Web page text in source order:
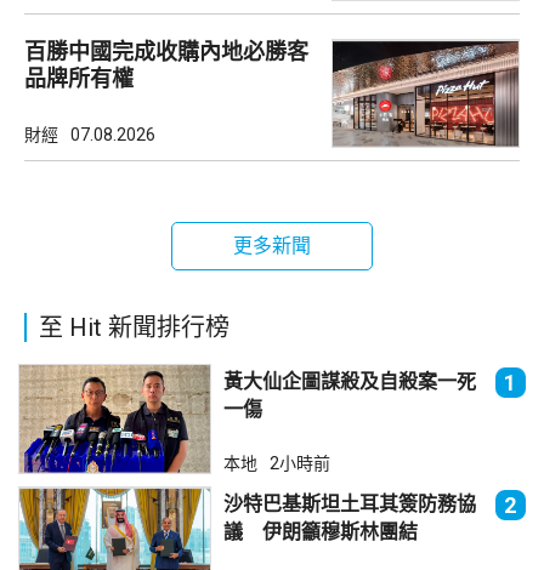
百勝中國完成收購內地必勝客
品牌所有權
財經 07.08.2026
更多新聞
至 Hit 新聞排行榜
黃大仙企圖謀殺及自殺案一死
一傷
1
本地 2小時前
沙特巴基斯坦土耳其簽防務協
議 伊朗籲穆斯林團結
2